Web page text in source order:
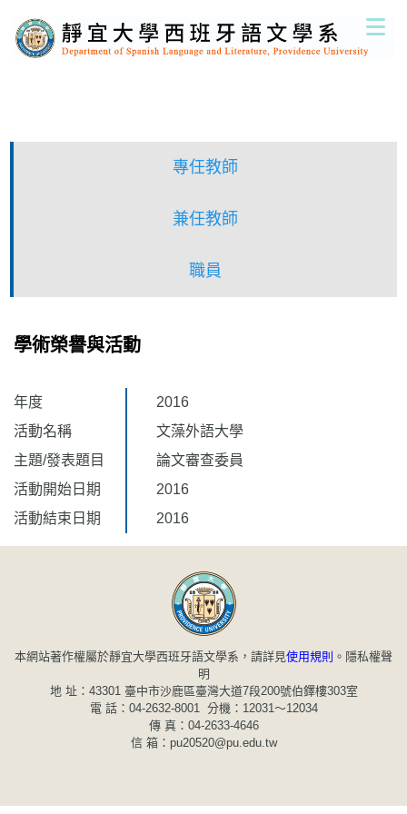
到
主
專任教師
兼任教師
職員
學術榮譽與活動
年度
2016
活動名稱
文藻外語大學
主題/發表題目
論文審查委員
活動開始日期
2016
活動結束日期
2016
本網站著作權屬於靜宜大學西班牙語文學系，請詳見使用規則 。 隱私權聲
明
地 址：43301 臺中市沙鹿區臺灣大道7段200號伯鐸樓303室
電 話：04-2632-8001 分機：12031～12034
傳 真：04-2633-4646
信 箱：pu20520@pu.edu.tw